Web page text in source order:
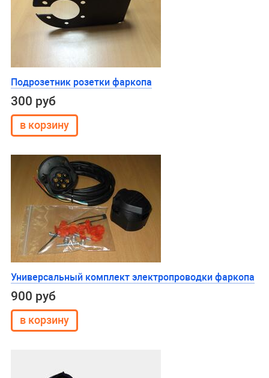
Подрозетник розетки фаркопа
300 руб
Универсальный комплект электропроводки фаркопа
900 руб